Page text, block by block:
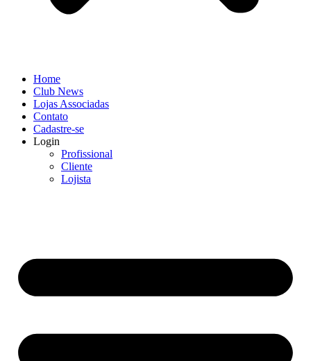
Home
Club News
Lojas Associadas
Contato
Cadastre-se
Login
Profissional
Cliente
Lojista